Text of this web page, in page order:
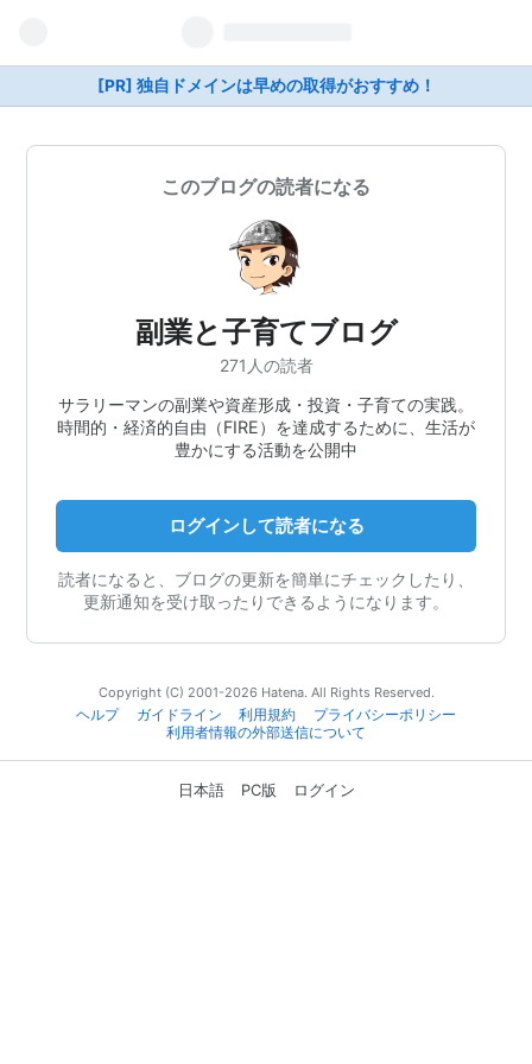
[PR] 独自ドメインは早めの取得がおすすめ！
このブログの読者になる
副業と子育てブログ
271人の読者
サラリーマンの副業や資産形成・投資・子育ての実践。
時間的・経済的自由（FIRE）を達成するために、生活が
豊かにする活動を公開中
ログインして読者になる
読者になると、ブログの更新を簡単にチェックしたり、
更新通知を受け取ったりできるようになります。
Copyright (C) 2001-2026 Hatena. All Rights Reserved.
ヘルプ
ガイドライン 利用規約
プライバシーポリシー
利用者情報の外部送信について
日本語 PC版 ログイン